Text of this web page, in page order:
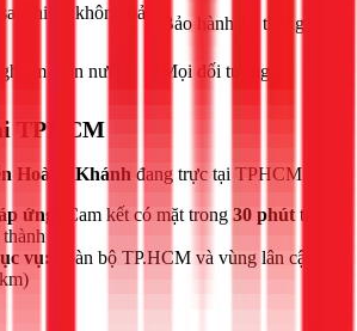
chiều, không bảo
Bảo hành 12 tháng
điện nước Mọi đối tượng
TPHCM
Hoàng Khánh đang trực tại TPHCM.
ứng:
Cam kết có mặt trong 30 phút tại
vụ:
Toàn bộ TP.HCM và vùng lân cận